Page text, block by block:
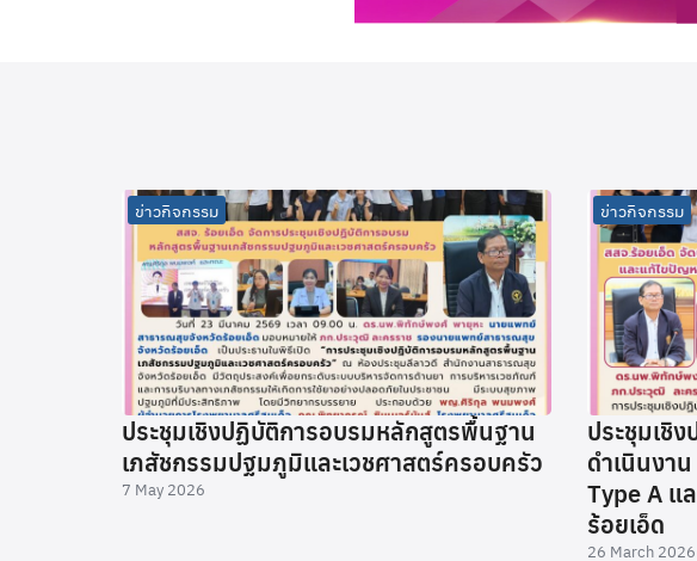
ข่าวกิจกรรม
ประชุมเชิงปฏิบัติการอบรมหลักสูตรพื้นฐาน
เภสัชกรรมปฐมภูมิและเวชศาสตร์ครอบครัว
7 May 2026
ข่าวกิจกรรม
ประชุมเชิ
ดำเนินงา
Type A แ
ร้อยเอ็ด
26 March 2026